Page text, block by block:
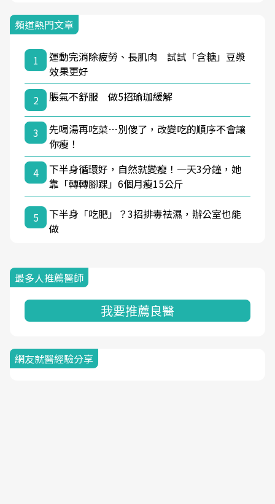
頻道熱門文章
1
運動完消除疲勞、長肌肉 試試「含糖」豆漿
效果更好
2
脹氣不舒服 做5招瑜珈緩解
3
先喝湯再吃菜…別傻了，改變吃的順序不會讓
你瘦！
4
下半身循環好，自然就變瘦！一天3分鐘，她
靠「轉轉腳踝」6個月瘦15公斤
5
下半身「吃肥」？3招排毒祛濕，辦公室也能
做
最多人推薦醫師
我要推薦良醫
網友就醫經驗分享